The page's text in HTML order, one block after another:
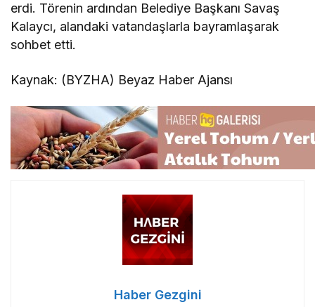
erdi. Törenin ardından Belediye Başkanı Savaş
Kalaycı, alandaki vatandaşlarla bayramlaşarak
sohbet etti.
Kaynak: (BYZHA) Beyaz Haber Ajansı
Haber Gezgini